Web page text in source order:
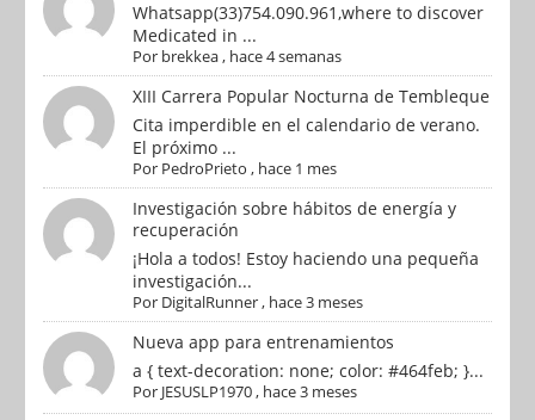
Whatsapp(33)754.090.961,where to discover
Medicated in ...
Por brekkea, hace 4 semanas
XIII Carrera Popular Nocturna de Tembleque
Cita imperdible en el calendario de verano.
El próximo ...
Por PedroPrieto , hace 1 mes
Investigación sobre hábitos de energía y
recuperación
¡Hola a todos! Estoy haciendo una pequeña
investigación...
Por DigitalRunner, hace 3 meses
Nueva app para entrenamientos
a { text-decoration: none; color: #464feb; }...
Por JESUSLP1970, hace 3 meses